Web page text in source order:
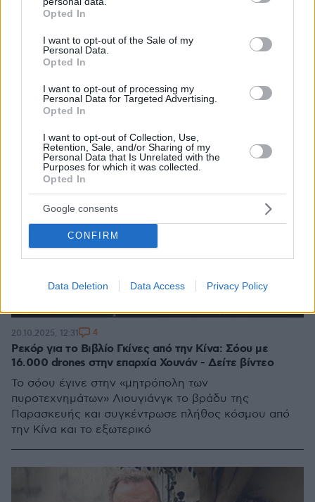
grant or deny consent to Google and its third-party tags to
use your data for below specified purposes in below Google
consent section.
Opted In
I want to opt-out of the Sale of my
Personal Data.
Opted In
I want to opt-out of processing my
Personal Data for Targeted Advertising.
Opted In
I want to opt-out of Collection, Use,
Retention, Sale, and/or Sharing of my
Personal Data that Is Unrelated with the
Purposes for which it was collected.
Opted In
Google consents
CONFIRM
Data Deletion Data Access Privacy Policy
Ρεκόρ για το Βιβλίο Γκίνες από την Κίνα: Σόου με
16.000 drones στην επαρχία Χουνάν - Δείτε βίντεο
Το σόου έγινε στην «μητρόπολη των
πυροτεχνημάτων» Λιουγιάνγκ το βράδυ της
Παρασκευής και συγκέντρωσε πλήθος κόσμου από
την Κίνα και το εξωτερικό
20.10.2025, 12:31 4